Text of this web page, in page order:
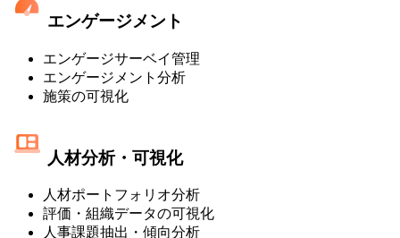
エンゲージメント
エンゲージサーベイ管理
エンゲージメント分析
施策の可視化
人材分析・可視化
人材ポートフォリオ分析
評価・組織データの可視化
人事課題抽出・傾向分析